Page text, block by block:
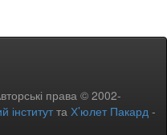
права © 2002-
інститутта Х’юлет Пакард -